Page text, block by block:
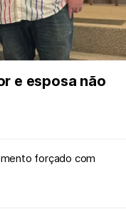
e esposa não
forçado com